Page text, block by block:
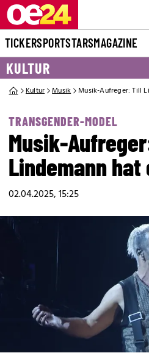
TICKERSPORTSTARSMAGAZINE
KULTUR
Kultur Musik Musik-Aufreger: Till
TRANSGENDER-MODEL
Musik-
Lindemann hat
02.04.2025, 15:25